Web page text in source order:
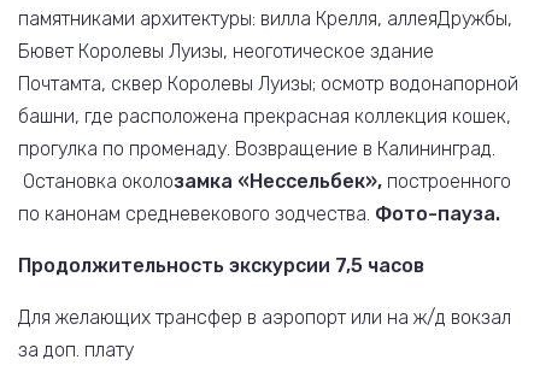
памятниками архитектуры: вилла Крелля, аллеяДружбы,
Бювет Королевы Луизы, неоготическое здание
Почтамта, сквер Королевы Луизы; осмотр водонапорной
башни, где расположена прекрасная коллекция кошек,
прогулка по променаду. Возвращение в Калининград.
Остановка околозамка «Нессельбек», построенного
по канонам средневекового зодчества. Фото-пауза.
Продолжительность экскурсии 7,5 часов
Для желающих трансфер в аэропорт или на ж/д вокзал
за доп. плату